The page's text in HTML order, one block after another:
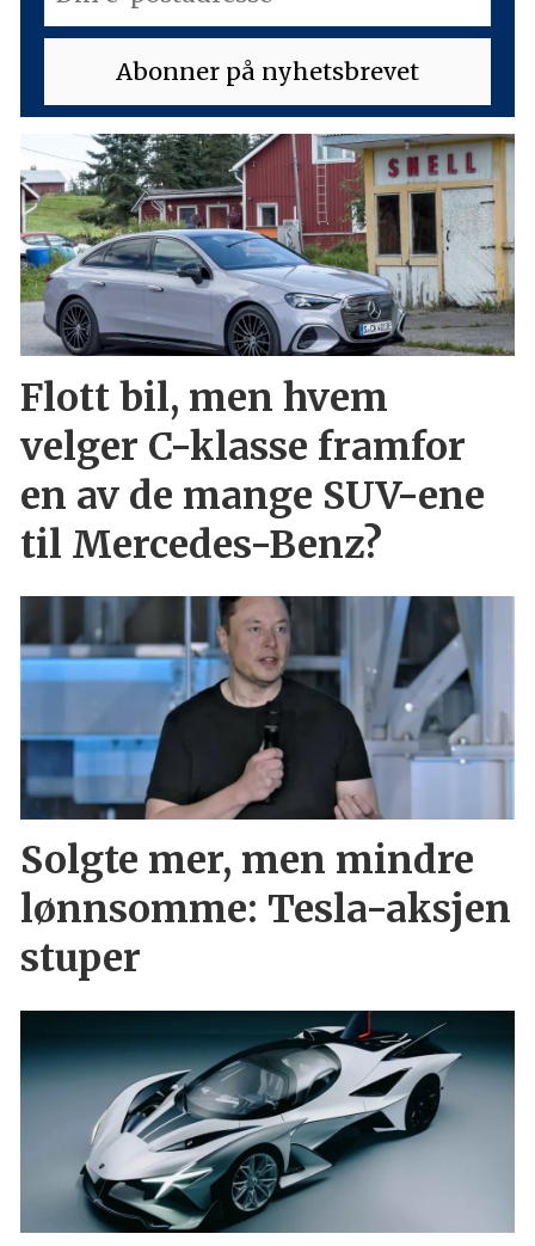
Flott bil, men hvem
velger C-klasse framfor
en av de mange SUV-ene
til Mercedes-Benz?
Solgte mer, men mindre
lønnsomme: Tesla-aksjen
stuper